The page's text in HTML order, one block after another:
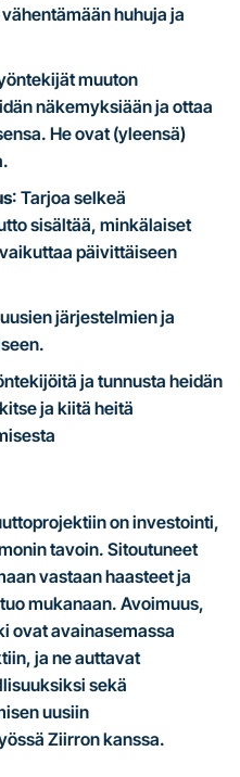
huhuja ja
muuton
näkemyksiään ja ottaa
He ovat (yleensä)
: Tarjoa selkeä
sisältää, minkälaiset
päivittäiseen
järjestelmien ja
ja tunnusta heidän
ja kiitä heitä
on investointi,
tavoin. Sitoutuneet
vastaan haasteet ja
mukanaan. Avoimuus,
ovat avainasemassa
ja ne auttavat
sekä
uusiin
Ziirron kanssa.